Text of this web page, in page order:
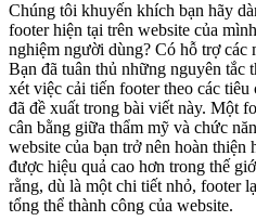
Chúng tôi khuyến khích bạn hãy
footer hiện tại trên website của
nghiệm người dùng? Có hỗ trợ các
Bạn đã tuân thủ những nguyên tắc
xét việc cải tiến footer theo các
đã đề xuất trong bài viết này. Một
cân bằng giữa thẩm mỹ và chức
website của bạn trở nên hoàn thiện
được hiệu quả cao hơn trong thế
rằng, dù là một chi tiết nhỏ, footer
tổng thể thành công của website.